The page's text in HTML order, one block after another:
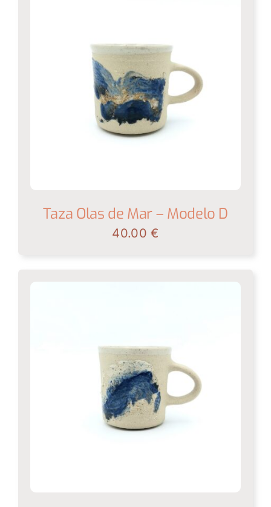
Taza Olas de Mar – Modelo D
40.00€